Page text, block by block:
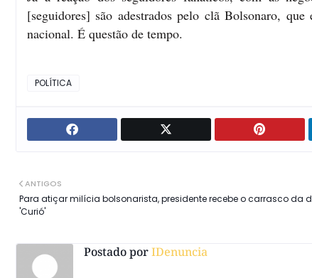
[seguidores] são adestrados pelo clã Bolsonaro,
nacional. É questão de tempo.
POLÍTICA
ANTIGOS
Para atiçar milícia bolsonarista, presidente recebe o carrasco da
'Curió'
Postado porIDenuncia